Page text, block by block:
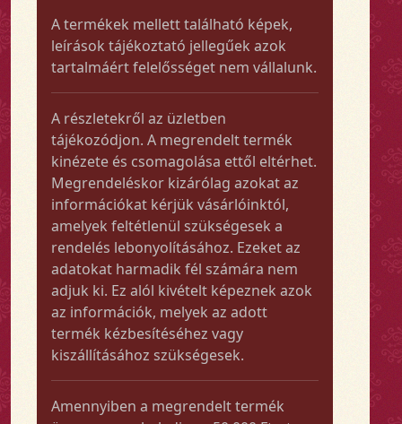
A termékek mellett található képek,
leírások tájékoztató jellegűek azok
tartalmáért felelősséget nem vállalunk.
A részletekről az üzletben
tájékozódjon. A megrendelt termék
kinézete és csomagolása ettől eltérhet.
Megrendeléskor kizárólag azokat az
információkat kérjük vásárlóinktól,
amelyek feltétlenül szükségesek a
rendelés lebonyolításához. Ezeket az
adatokat harmadik fél számára nem
adjuk ki. Ez alól kivételt képeznek azok
az információk, melyek az adott
termék kézbesítéséhez vagy
kiszállításához szükségesek.
Amennyiben a megrendelt termék